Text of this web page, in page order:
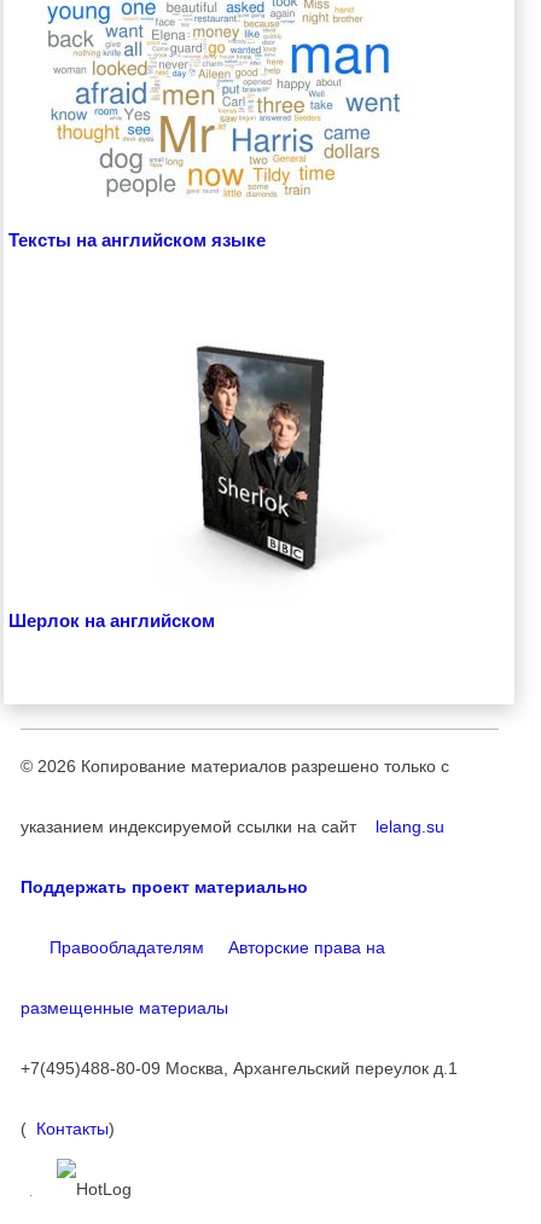
Тексты на английском языке
Шерлок на английском
© 2026 Копирование материалов разрешено только с
указанием индексируемой ссылки на сайт lelang.su
Поддержать проект материально
Правообладателям Авторские права на
размещенные материалы
+7(495)488-80-09 Москва, Архангельский переулок д.1
( Контакты)